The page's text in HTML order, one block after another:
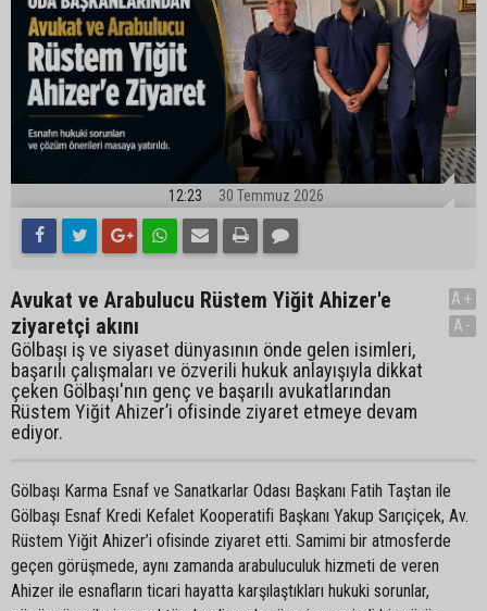
12:23 30 Temmuz 2026
Avukat ve Arabulucu Rüstem Yiğit Ahizer'e
ziyaretçi akını
Gölbaşı iş ve siyaset dünyasının önde gelen isimleri,
başarılı çalışmaları ve özverili hukuk anlayışıyla dikkat
çeken Gölbaşı'nın genç ve başarılı avukatlarından
Rüstem Yiğit Ahizer’i ofisinde ziyaret etmeye devam
ediyor.
A+
A-
Gölbaşı Karma Esnaf ve Sanatkarlar Odası Başkanı Fatih Taştan ile
Gölbaşı Esnaf Kredi Kefalet Kooperatifi Başkanı Yakup Sarıçiçek, Av.
Rüstem Yiğit Ahizer’i ofisinde ziyaret etti. Samimi bir atmosferde
geçen görüşmede, aynı zamanda arabuluculuk hizmeti de veren
Ahizer ile esnafların ticari hayatta karşılaştıkları hukuki sorunlar,